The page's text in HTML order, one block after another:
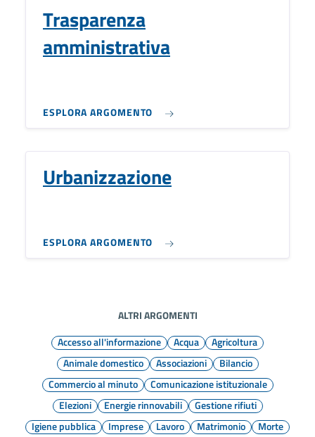
Trasparenza
amministrativa
ESPLORA ARGOMENTO
Urbanizzazione
ESPLORA ARGOMENTO
ALTRI ARGOMENTI
Accesso all'informazione
Acqua
Agricoltura
Animale domestico
Associazioni
Bilancio
Commercio al minuto
Comunicazione istituzionale
Elezioni
Energie rinnovabili
Gestione rifiuti
Igiene pubblica
Imprese Lavoro Matrimonio
Morte